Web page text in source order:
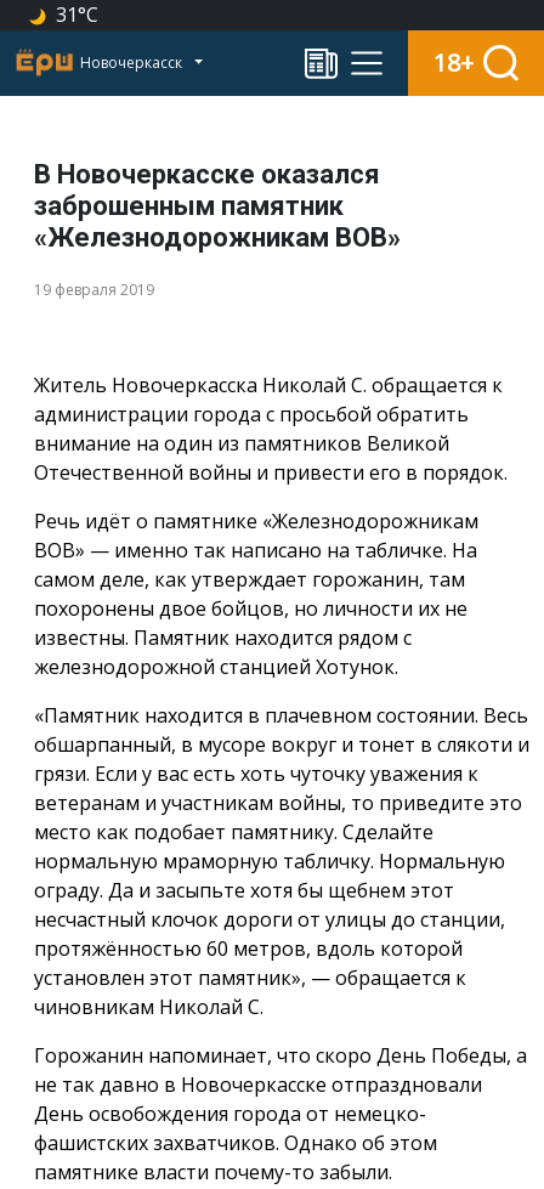
31°C
Новочеркасск 18+
В Новочеркасске оказался
заброшенным памятник
«Железнодорожникам ВОВ»
19 февраля 2019
Житель Новочеркасска Николай С. обращается к
администрации города с просьбой обратить
внимание на один из памятников Великой
Отечественной войны и привести его в порядок.
Речь идёт о памятнике «Железнодорожникам
ВОВ» — именно так написано на табличке. На
самом деле, как утверждает горожанин, там
похоронены двое бойцов, но личности их не
известны. Памятник находится рядом с
железнодорожной станцией Хотунок.
«Памятник находится в плачевном состоянии. Весь
обшарпанный, в мусоре вокруг и тонет в слякоти и
грязи. Если у вас есть хоть чуточку уважения к
ветеранам и участникам войны, то приведите это
место как подобает памятнику. Сделайте
нормальную мраморную табличку. Нормальную
ограду. Да и засыпьте хотя бы щебнем этот
несчастный клочок дороги от улицы до станции,
протяжённостью 60 метров, вдоль которой
установлен этот памятник», — обращается к
чиновникам Николай С.
Горожанин напоминает, что скоро День Победы, а
не так давно в Новочеркасске отпраздновали
День освобождения города от немецко-
фашистских захватчиков. Однако об этом
памятнике власти почему-то забыли.